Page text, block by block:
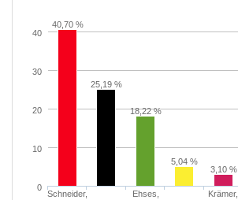
40,70 %
25,19 %
18,22 %
5,04 %
3,10 %
Schneider,
Ehses,
Krämer,
0
10
20
30
40